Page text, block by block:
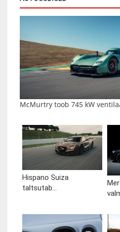
McMurtry toob 745 kW
Hispano Suiza
taltsutab...